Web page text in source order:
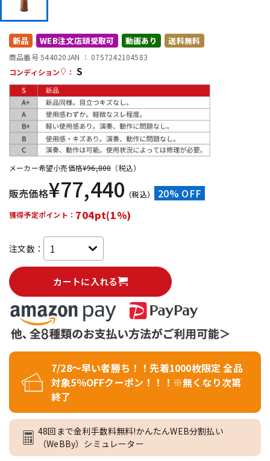
配信/ライブ機器
中古 ヴィンテージ
新品 WEB注文店頭受取可 動画あり 送料無料
商品番号 544020JAN ： 0757242104583
コンディション
： S
メーカー希望小売価格¥96,800 （税込）
販売価格¥77,440 （税込） 20% OFF
獲得予定ポイント： 704pt(1%)
注文数：
カートに入れる
7/28～早い者勝ち！！先着1000枚限定 全品
対象5％OFFクーポン！！！※無くなり次第
終了
48回まで金利手数料無料!かんたんWEB分割払い
（WeBBy）シミュレーター